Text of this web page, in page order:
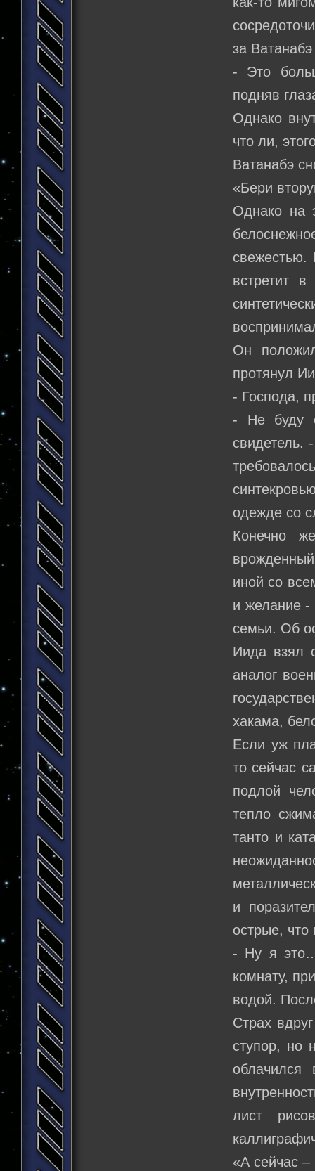
за
- Это
подняв
Однако
что ли,
Ватанабэ
«Бери
Однако на
свежестью.
встретит
Он
протянул
- Господа,
- Не буду
свидетель.
одежде со
Конечно
иной со
и желание -
семьи. Об
Иида взял
аналог
хакама,
Если уж
то сейчас
подлой
тепло
танто и
и
острые,
- Ну я
комнату,
водой.
Страх
ступор, но
лист
«А сейчас –